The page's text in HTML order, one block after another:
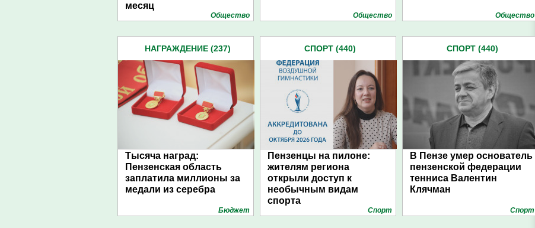
месяц
Общество Общество Общество
НАГРАЖДЕНИЕ (237)
Тысяча наград:
Пензенская область
заплатила миллионы за
медали из серебра
Бюджет
СПОРТ (440)
Пензенцы на пилоне:
жителям региона
открыли доступ к
необычным видам
спорта
Спорт
СПОРТ (440)
В Пензе умер основатель
пензенской федерации
тенниса Валентин
Клячман
Спорт